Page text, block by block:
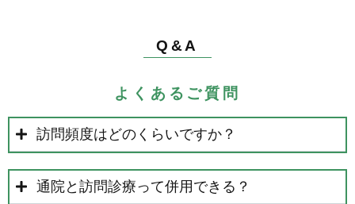
Q&A
よくあるご質問
訪問頻度はどのくらいですか？
通院と訪問診療って併用できる？